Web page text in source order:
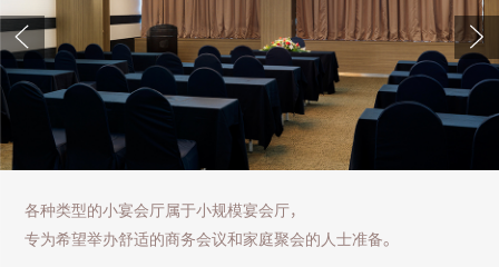
各种类型的小宴会厅属于小规模宴会厅，
专为希望举办舒适的商务会议和家庭聚会的人士准备。